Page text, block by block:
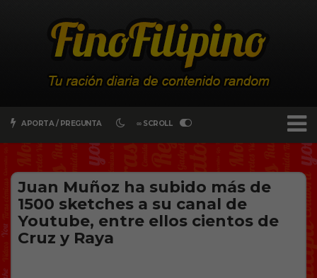
APORTA / PREGUNTA ∞ SCROLL
Juan Muñoz ha subido más de
1500 sketches a su canal de
Youtube, entre ellos cientos de
Cruz y Raya